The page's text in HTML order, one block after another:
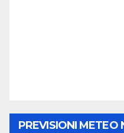
PREVISIONI METEO